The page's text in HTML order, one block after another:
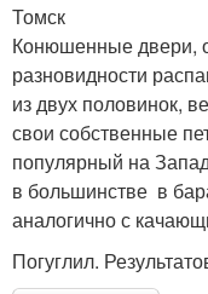
Томск
Конюшенные двери,
разновидности
из двух половинок,
свои собственные
популярный на
в большинстве в
аналогично с
Погуглил.